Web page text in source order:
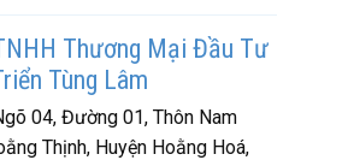
Thương Mại Đầu Tư
Tùng Lâm
04, Đường 01, Thôn Nam
Thịnh, Huyện Hoằng Hoá,